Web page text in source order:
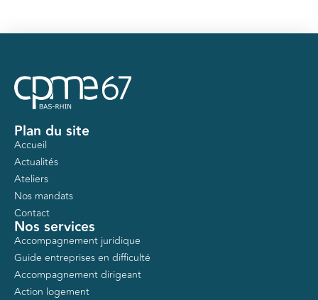
Plan du site
Accueil
Actualités
Ateliers
Nos mandats
Contact
Nos services
Accompagnement juridique
Guide entreprises en difficulté
Accompagnement dirigeant
Action logement